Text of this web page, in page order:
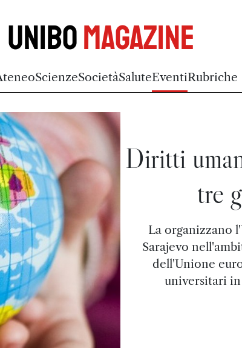
UniboMagazine
ScienzeSocietàSaluteEventiRubriche
Diritti
tre
La organizzano
Sarajevo
dell'Unione
universitari